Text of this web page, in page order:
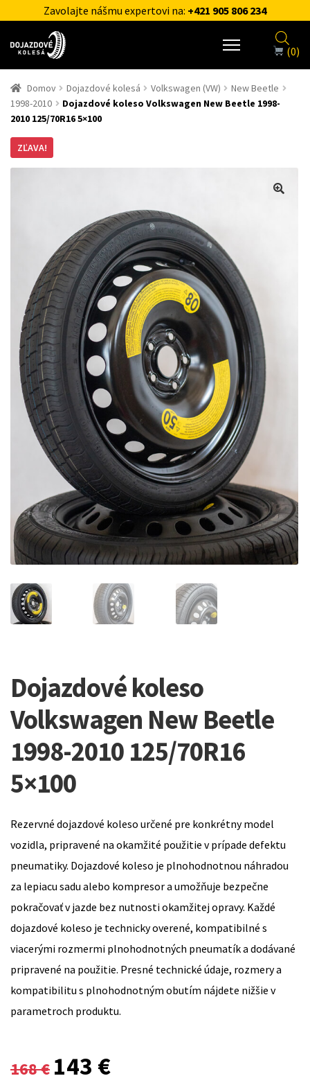
Zavolajte nášmu expertovi na: +421 905 806 234
(0)
Domov Dojazdové kolesá Volkswagen (VW)
New Beetle
1998-2010
Dojazdové koleso Volkswagen New Beetle 1998-
2010 125/70R16 5×100
ZĽAVA!
Dojazdové koleso
Volkswagen New Beetle
1998-2010 125/70R16
5×100
Rezervné dojazdové koleso určené pre konkrétny model
vozidla, pripravené na okamžité použitie v prípade defektu
pneumatiky. Dojazdové koleso je plnohodnotnou náhradou
za lepiacu sadu alebo kompresor a umožňuje bezpečne
pokračovať v jazde bez nutnosti okamžitej opravy. Každé
dojazdové koleso je technicky overené, kompatibilné s
viacerými rozmermi plnohodnotných pneumatík a dodávané
pripravené na použitie. Presné technické údaje, rozmery a
kompatibilitu s plnohodnotným obutím nájdete nižšie v
parametroch produktu.
168€
Original
143 €